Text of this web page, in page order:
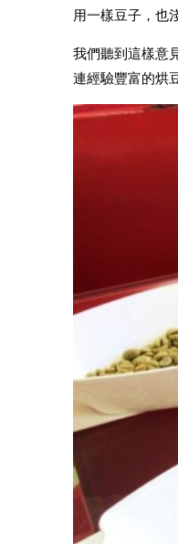
用一樣豆子，也
我們聽到這樣意
連經驗豐富的烘